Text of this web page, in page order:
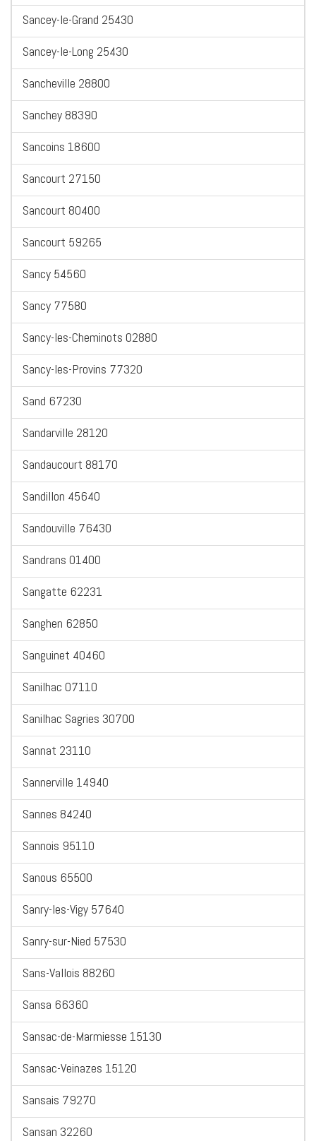
Sancey-le-Grand 25430
Sancey-le-Long 25430
Sancheville 28800
Sanchey 88390
Sancoins 18600
Sancourt 27150
Sancourt 80400
Sancourt 59265
Sancy 54560
Sancy 77580
Sancy-les-Cheminots 02880
Sancy-les-Provins 77320
Sand 67230
Sandarville 28120
Sandaucourt 88170
Sandillon 45640
Sandouville 76430
Sandrans 01400
Sangatte 62231
Sanghen 62850
Sanguinet 40460
Sanilhac 07110
Sanilhac Sagries 30700
Sannat 23110
Sannerville 14940
Sannes 84240
Sannois 95110
Sanous 65500
Sanry-les-Vigy 57640
Sanry-sur-Nied 57530
Sans-Vallois 88260
Sansa 66360
Sansac-de-Marmiesse 15130
Sansac-Veinazes 15120
Sansais 79270
Sansan 32260